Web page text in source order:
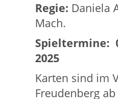
Regie: Daniela
Mach.
Spieltermine:
2025
Karten sind im
Freudenberg